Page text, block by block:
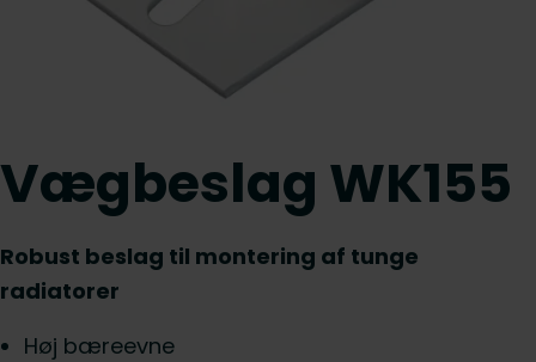
Vægbeslag WK155
Robust beslag til montering af tunge
radiatorer
Høj bæreevne